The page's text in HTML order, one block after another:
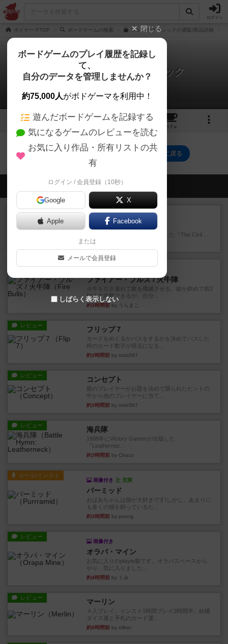
ログイン
ボドゲーマTOP ボードゲームの検索 ジェンガクラシックの通販/商品詳細
ジェンガ / ジェンガクラシック
0件のリプレイ日記
2 8
カフェ
ジェンガ / ジェンガクラシックのトップに戻る
会員の新しい投稿
レビュー
南北戦争
1983年にVictory Gamesが出版した『The Civil ...
37分前
ファイアー・ブルズ / 火牛陣
火牛を引き連れて敵を殲滅させる。縦か斜めで前2
列まで攻撃できるが、自分...
約3時間前 by うらまこ
レビュー フリップ７
カードをめくるかパスをするかを決めてパスした
時のカード数字が得点になる...
約3時間前 by mob567
レビュー コンセプト
親のプレイヤーがお題を決めて限られたヒントの
中から他のプレイヤーに当て...
約3時間前 by mob567
レビュー 海兵隊
1988年にVictory Gamesが出版した
『Leathernec...
約3時間前 by Chaco
ルール/インスト
画像付き 充実
パーミッド
おばあちゃんは猫が大好きです!しかし、あまりに
も多くの猫を飼っているた...
約3時間前 by jurong
レビュー
画像付き
オラパ・マイン
お気に入りのplayte製です。オラパスペースから
やり、気に入りました...
約4時間前 by くみ
レビュー マーリン
４人プレイ。インスト1時間プレイ2時間半。結構
ダイス運と手札のカード運...
約5時間前 by oliber
閉じる
ボードゲームのプレイ履歴を記録し
て、
自分のデータを管理しませんか？
約75,000人がボドゲーマを利用中！
遊んだボードゲームを記録する
気になるゲームのレビューを読む
お気に入り作品・所有リストの共
有
ログイン / 会員登録（10秒）
Google X
Apple Facebook
または
メールで会員登録
しばらく表示しない